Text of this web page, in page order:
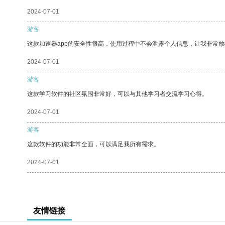
2024-07-01
游客
这款加速器app的安全性很高，使用过程中不会泄露个人信息，让我非常
2024-07-01
游客
这款学习软件的社区氛围非常好，可以与其他学习者交流学习心得。
2024-07-01
游客
这款软件的功能非常全面，可以满足我所有需求。
2024-07-01
友情链接